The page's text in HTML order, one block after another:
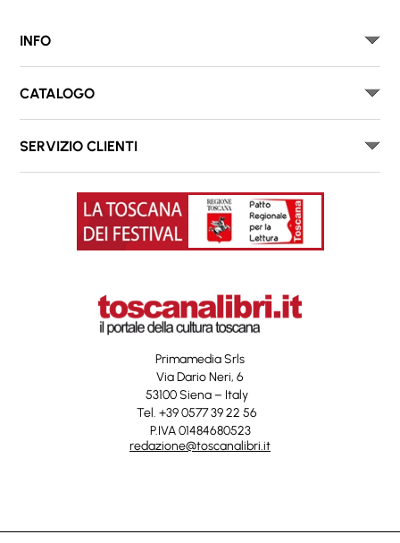
INFO
CATALOGO
SERVIZIO CLIENTI
Primamedia Srls
Via Dario Neri, 6
53100 Siena – Italy
Tel. +39 0577 39 22 56
P.IVA 01484680523
redazione@toscanalibri.it